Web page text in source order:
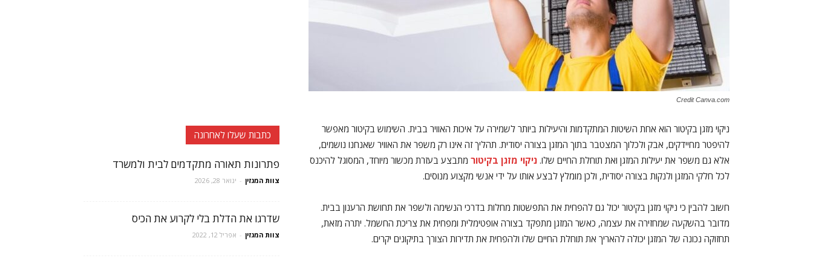
Credit Canva.com
ניקוי מזגן בקיטור הוא אחת השיטות המתקדמות והיעילות ביותר לשמירה על איכות האוויר בבית. השימוש בקיטור מאפשר
להיפטר מחיידקים, אבק ולכלוך המצטבר בתוך המזגן בצורה יסודית. תהליך זה אינו רק משפר את האוויר שאנחנו נושמים,
אלא גם משפר את יעילות המזגן ואת תוחלת החיים שלו. ניקוי מזגן בקיטור מתבצע בעזרת מכשור מיוחד, המסוגל להיכנס
לכל חלקי המזגן ולנקות בצורה יסודית, ולכן מומלץ לבצע אותו על ידי אנשי מקצוע מנוסים.
חשוב להבין כי ניקוי מזגן בקיטור יכול גם להפחית את התפשטות מחלות בדרכי הנשימה ולשפר את תחושת הרענון בבית.
מדובר בהשקעה שמחזירה את עצמה, כאשר המזגן מתפקד בצורה אופטימלית ומפחית את צריכת החשמל. יתרה מזאת,
תחזוקה נכונה של המזגן יכולה להאריך את תוחלת החיים שלו ולהפחית את תדירות הצורך בתיקונים יקרים.
כתבות שעלו לאחרונה
פתרונות תאורה מתקדמים לבית ולמשרד
צוות המגזין - ינואר 28, 2026
שדרגו את הדלת בלי לקרוע את הכיס
צוות המגזין - אפריל 12, 2022